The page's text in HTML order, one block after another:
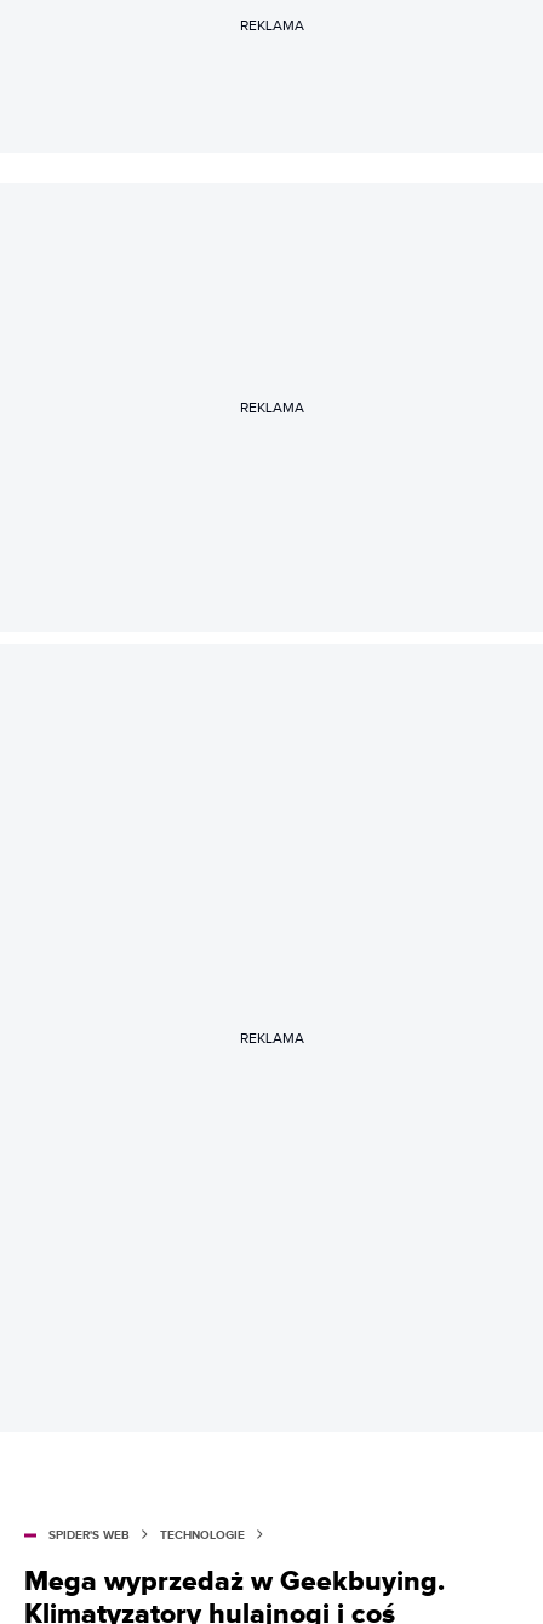
REKLAMA
REKLAMA
REKLAMA
SPIDER'S WEB TECHNOLOGIE
Mega wyprzedaż w Geekbuying.
Klimatyzatory hulajnogi i coś